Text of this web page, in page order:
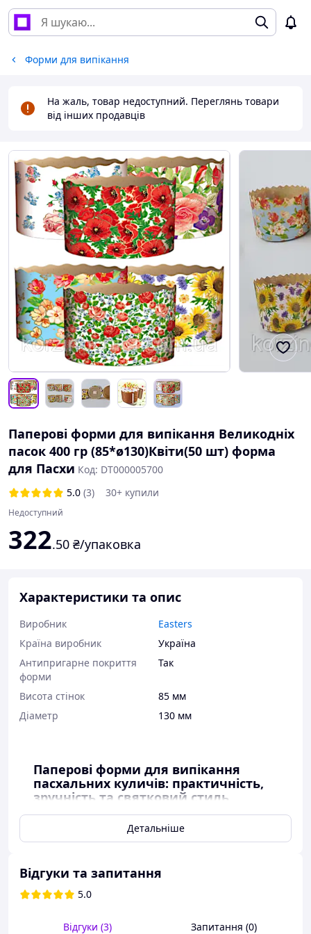
Форми для випікання
На жаль, товар недоступний. Переглянь товари
від інших продавців
Паперові форми для випікання Великодніх
пасок 400 гр (85*ø130)Квіти(50 шт) форма
для Пасхи Код: DT000005700
5.0 (3) 30+ купили
Недоступний
322.50 ₴/упаковка
Характеристики та опис
Виробник
Easters
Країна виробник
Україна
Антипригарне покриття
форми
Так
Висота стінок
85 мм
Діаметр
130 мм
Паперові форми для випікання
пасхальних куличів: практичність,
зручність та святковий стиль
Купити паперові форми для випікання пасхальних
всіх, хто готується до Великодня, будь то професійні
пекарі чи домашні господині. Паперові форми для
Детальніше
Відгуки та запитання
5.0
Відгуки (3) Запитання (0)